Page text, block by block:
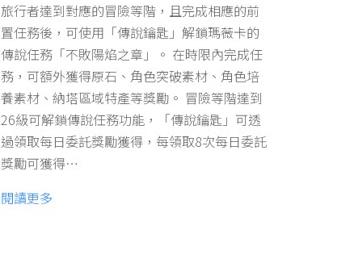
旅行者達到對應的冒險等階，且完成相應的前
置任務後，可使用「傳說鑰匙」解鎖瑪薇卡的
傳說任務「不敗陽焰之章」。 在時限內完成任
務，可額外獲得原石、角色突破素材、角色培
養素材、納塔區域特產等獎勵。 冒險等階達到
26級可解鎖傳說任務功能，「傳說鑰匙」可透
過領取每日委託獎勵獲得，每領取8次每日委託
獎勵可獲得…
閱讀更多